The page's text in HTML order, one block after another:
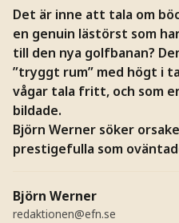
Det är inne att tala om
en genuin lästörst som
till den nya golfbanan?
”tryggt rum” med högt i
vågar tala fritt, och som
bildade.
Björn Werner söker
prestigefulla som
Björn Werner
redaktionen@efn.se